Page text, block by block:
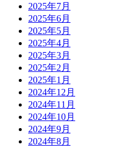
2025年7月
2025年6月
2025年5月
2025年4月
2025年3月
2025年2月
2025年1月
2024年12月
2024年11月
2024年10月
2024年9月
2024年8月